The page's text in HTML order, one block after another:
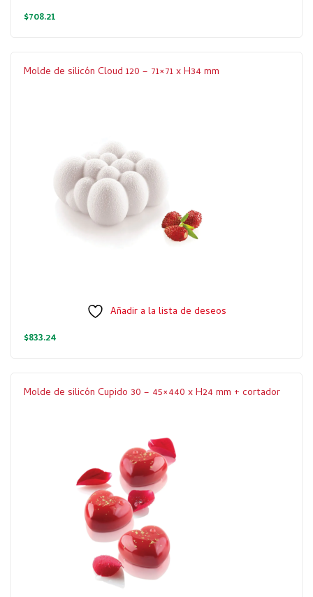
$708.21
Molde de silicón Cloud 120 – 71×71 x H34 mm
Añadir a la lista de deseos
$833.24
Molde de silicón Cupido 30 – 45×440 x H24 mm + cortador